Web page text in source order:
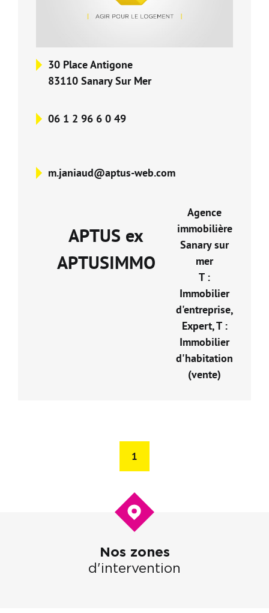
Nos Formations
Nos Partenaires
30 Place Antigone
83110 Sanary Sur Mer
06 1 2 96 6 0 49
m.janiaud@aptus-web.com
APTUS ex
APTUSIMMO
Agence
immobilière
Sanary sur
mer
T :
Immobilier
d'entreprise,
Expert, T :
Immobilier
d'habitation
(vente)
1
Nos zones
d'intervention